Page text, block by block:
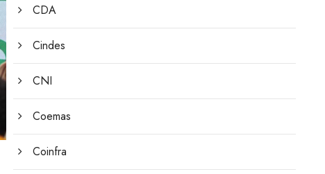
CDA
Cindes
CNI
Coemas
Coinfra